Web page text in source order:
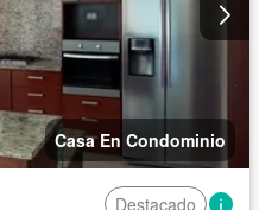
Casa En Condominio
Destacado